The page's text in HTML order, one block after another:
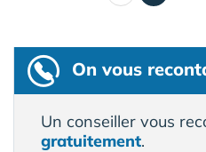
On vous
Un conseiller vous
gratuitement.